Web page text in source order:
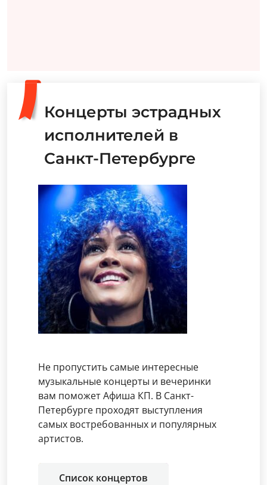
Концерты эстрадных
исполнителей в
Санкт-Петербурге
Не пропустить самые интересные
музыкальные концерты и вечеринки
вам поможет Афиша КП. В Санкт-
Петербурге проходят выступления
самых востребованных и популярных
артистов.
Список концертов